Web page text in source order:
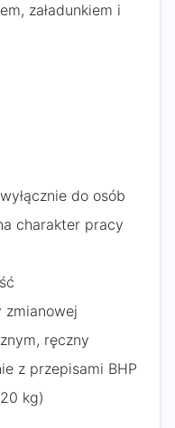
załadunkiem i
do osób
charakter pracy
zmianowej
ręczny
z przepisami BHP
kg)